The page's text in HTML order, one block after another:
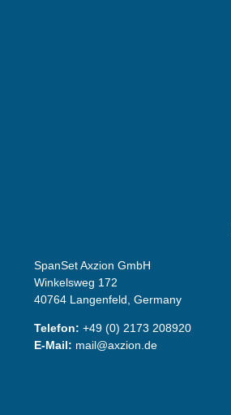
SpanSet Axzion GmbH
Winkelsweg 172
40764 Langenfeld, Germany
Telefon: +49 (0) 2173 208920
E-Mail: mail@axzion.de